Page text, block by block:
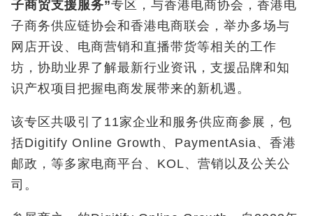
子商贸支援服务”专区，与香港电商协会，香港电
子商务供应链协会和香港电商联会，举办多场与
网店开设、电商营销和直播带货等相关的工作
坊，协助业界了解最新行业资讯，支援品牌和知
识产权项目把握电商发展带来的新机遇。
该专区共吸引了11家企业和服务供应商参展，包
括Digitify Online Growth、PaymentAsia、香港
邮政，等多家电商平台、KOL、营销以及公关公
司。